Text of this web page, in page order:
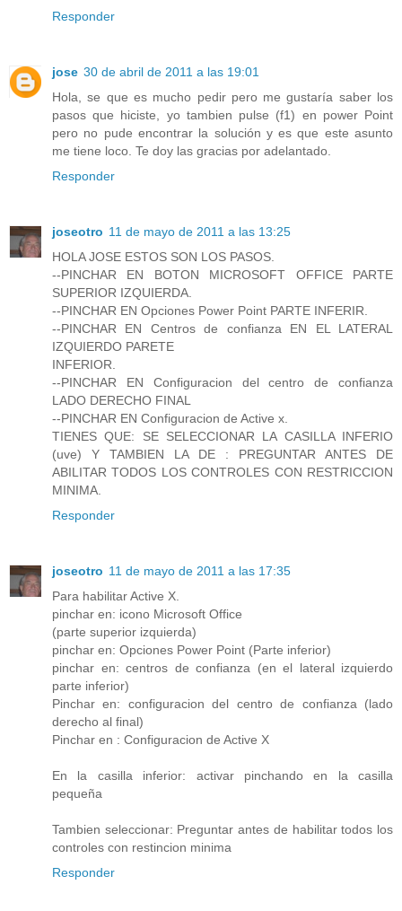
Responder
jose 30 de abril de 2011 a las 19:01
Hola, se que es mucho pedir pero me gustaría saber los
pasos que hiciste, yo tambien pulse (f1) en power Point
pero no pude encontrar la solución y es que este asunto
me tiene loco. Te doy las gracias por adelantado.
Responder
joseotro 11 de mayo de 2011 a las 13:25
HOLA JOSE ESTOS SON LOS PASOS.
--PINCHAR EN BOTON MICROSOFT OFFICE PARTE
SUPERIOR IZQUIERDA.
--PINCHAR EN Opciones Power Point PARTE INFERIR.
--PINCHAR EN Centros de confianza EN EL LATERAL
IZQUIERDO PARETE
INFERIOR.
--PINCHAR EN Configuracion del centro de confianza
LADO DERECHO FINAL
--PINCHAR EN Configuracion de Active x.
TIENES QUE: SE SELECCIONAR LA CASILLA INFERIO
(uve) Y TAMBIEN LA DE : PREGUNTAR ANTES DE
ABILITAR TODOS LOS CONTROLES CON RESTRICCION
MINIMA.
Responder
joseotro 11 de mayo de 2011 a las 17:35
Para habilitar Active X.
pinchar en: icono Microsoft Office
(parte superior izquierda)
pinchar en: Opciones Power Point (Parte inferior)
pinchar en: centros de confianza (en el lateral izquierdo
parte inferior)
Pinchar en: configuracion del centro de confianza (lado
derecho al final)
Pinchar en : Configuracion de Active X
En la casilla inferior: activar pinchando en la casilla
pequeña
Tambien seleccionar: Preguntar antes de habilitar todos los
controles con restincion minima
Responder